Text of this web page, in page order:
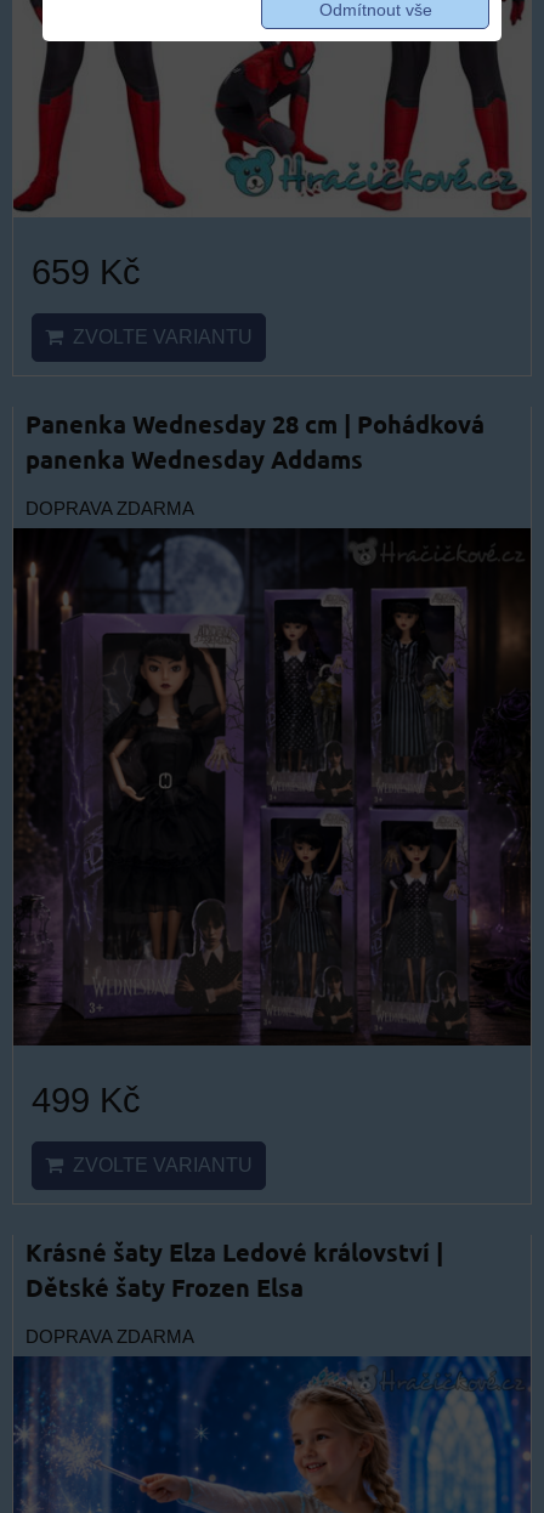
659 Kč
ZVOLTE VARIANTU
Panenka Wednesday 28 cm | Pohádková
panenka Wednesday Addams
DOPRAVA ZDARMA
499 Kč
ZVOLTE VARIANTU
Krásné šaty Elza Ledové království |
Dětské šaty Frozen Elsa
DOPRAVA ZDARMA
Odmítnout vše